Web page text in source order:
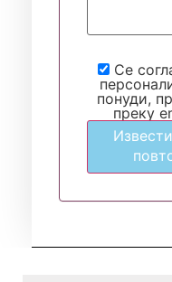
Се
понуди,
преку